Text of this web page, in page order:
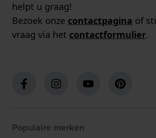
helpt u graag!
Bezoek onze contactpagina of
vraag via het contactformulier.
Populaire merken